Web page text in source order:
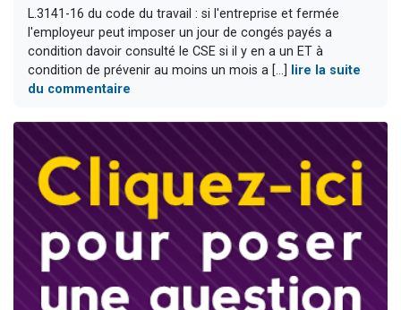
L.3141-16 du code du travail : si l'entreprise et fermée
l'employeur peut imposer un jour de congés payés a
condition davoir consulté le CSE si il y en a un ET à
condition de prévenir au moins un mois a [...]
lire la suite
du commentaire